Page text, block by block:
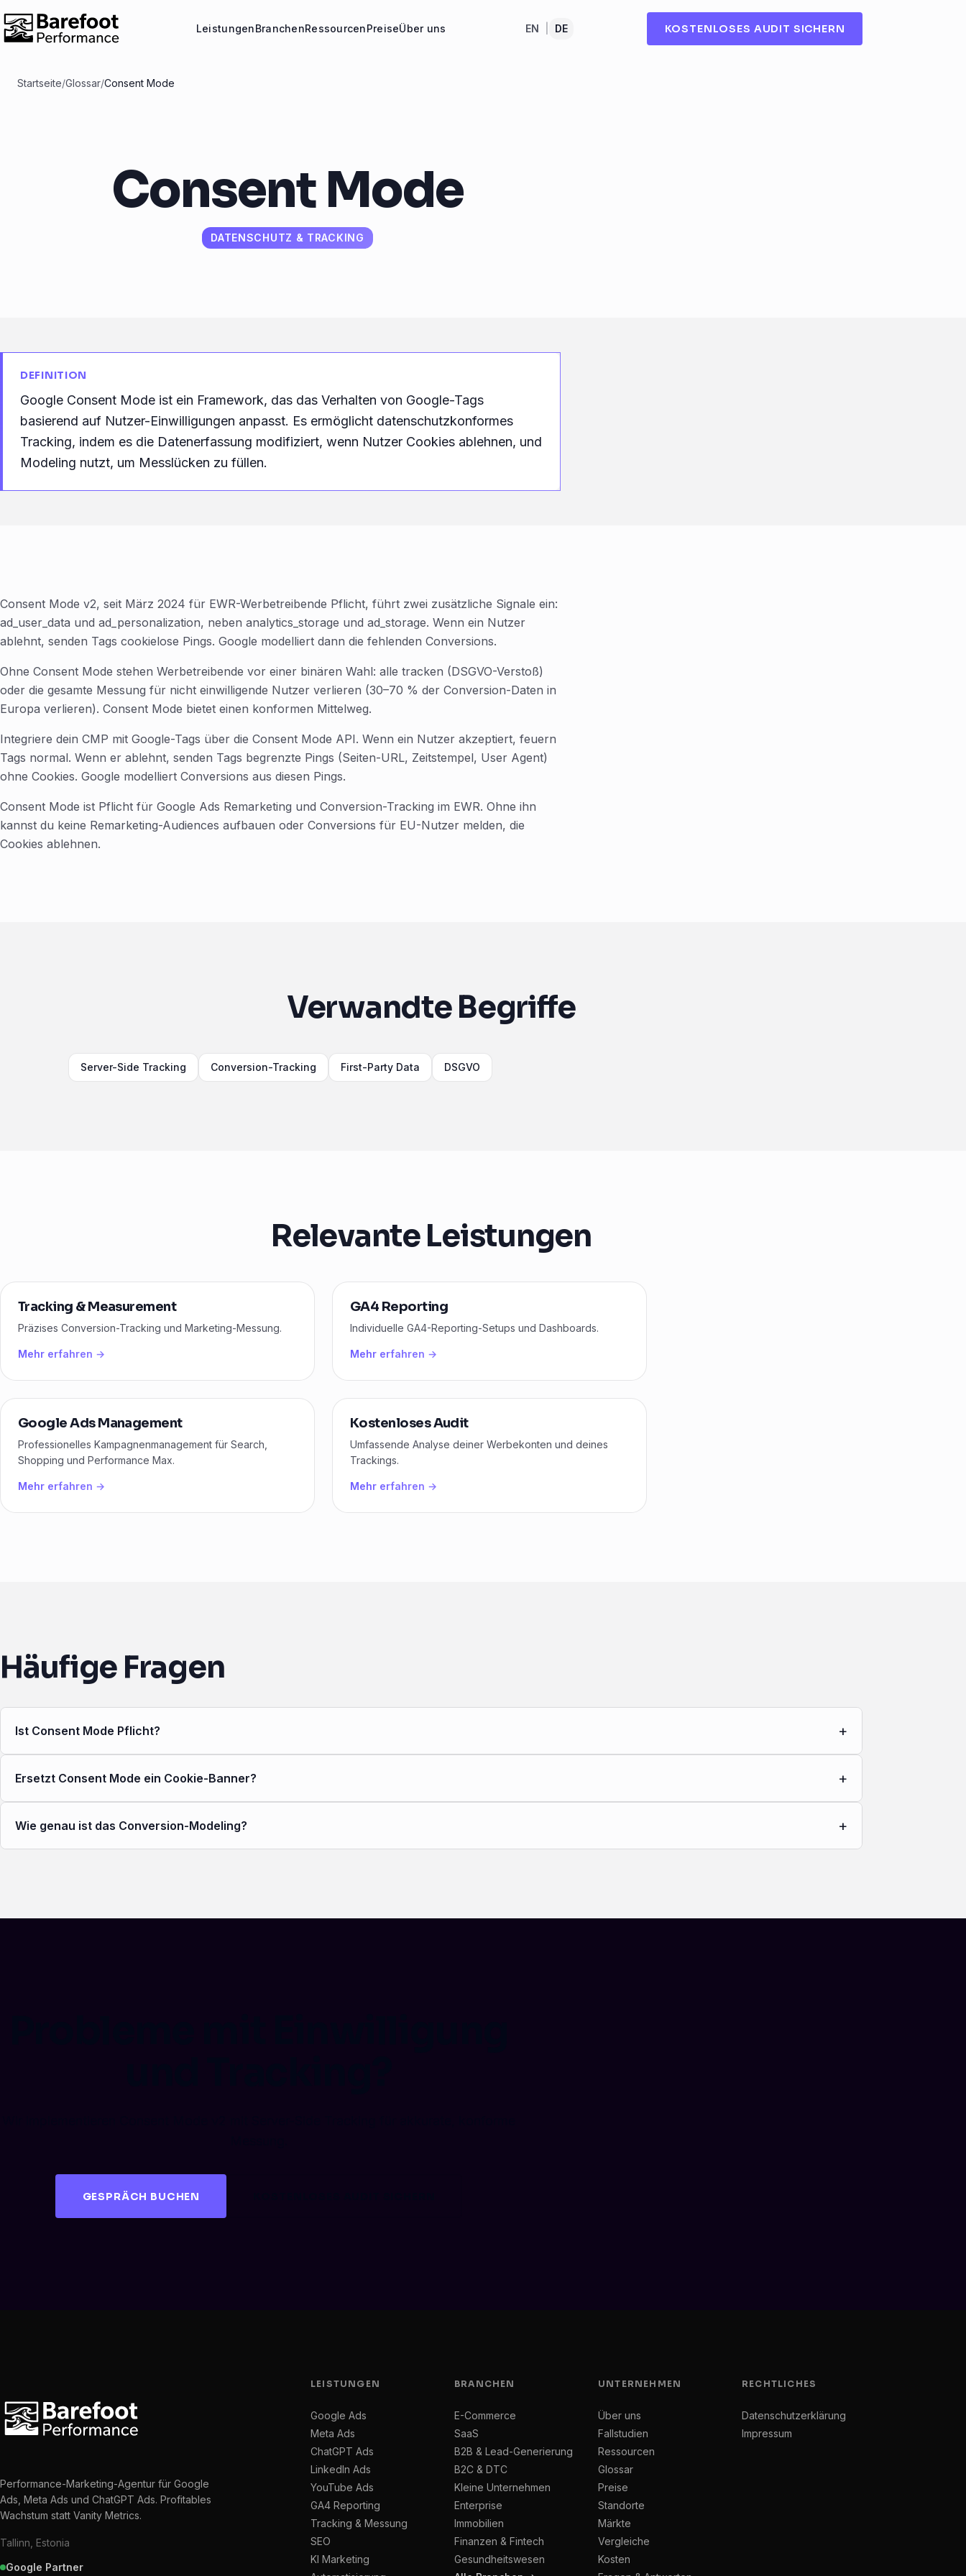
LeistungenBranchenRessourcenPreiseÜber uns EN DE KOSTENLOSES AUDIT SICHERN
Startseite/Glossar/Consent Mode
Consent Mode
DATENSCHUTZ & TRACKING
DEFINITION
Google Consent Mode ist ein Framework, das das Verhalten von Google-Tags
basierend auf Nutzer-Einwilligungen anpasst. Es ermöglicht datenschutzkonformes
Tracking, indem es die Datenerfassung modifiziert, wenn Nutzer Cookies ablehnen, und
Modeling nutzt, um Messlücken zu füllen.
Consent Mode v2, seit März 2024 für EWR-Werbetreibende Pflicht, führt zwei zusätzliche Signale ein:
ad_user_data und ad_personalization, neben analytics_storage und ad_storage. Wenn ein Nutzer
ablehnt, senden Tags cookielose Pings. Google modelliert dann die fehlenden Conversions.
Ohne Consent Mode stehen Werbetreibende vor einer binären Wahl: alle tracken (DSGVO-Verstoß)
oder die gesamte Messung für nicht einwilligende Nutzer verlieren (30–70 % der Conversion-Daten in
Europa verlieren). Consent Mode bietet einen konformen Mittelweg.
Integriere dein CMP mit Google-Tags über die Consent Mode API. Wenn ein Nutzer akzeptiert, feuern
Tags normal. Wenn er ablehnt, senden Tags begrenzte Pings (Seiten-URL, Zeitstempel, User Agent)
ohne Cookies. Google modelliert Conversions aus diesen Pings.
Consent Mode ist Pflicht für Google Ads Remarketing und Conversion-Tracking im EWR. Ohne ihn
kannst du keine Remarketing-Audiences aufbauen oder Conversions für EU-Nutzer melden, die
Cookies ablehnen.
Verwandte Begriffe
Server-Side Tracking Conversion-Tracking First-Party Data DSGVO
Relevante Leistungen
Tracking & Measurement
Präzises Conversion-Tracking und Marketing-Messung.
Mehr erfahren →
GA4 Reporting
Individuelle GA4-Reporting-Setups und Dashboards.
Mehr erfahren →
Google Ads Management
Professionelles Kampagnenmanagement für Search,
Shopping und Performance Max.
Mehr erfahren →
Kostenloses Audit
Umfassende Analyse deiner Werbekonten und deines
Trackings.
Mehr erfahren →
Häufige Fragen
Ist Consent Mode Pflicht? +
Ersetzt Consent Mode ein Cookie-Banner? +
Wie genau ist das Conversion-Modeling? +
GESPRÄCH BUCHEN
Performance-Marketing-Agentur für Google
Ads, Meta Ads und ChatGPT Ads. Profitables
Wachstum statt Vanity Metrics.
Tallinn, Estonia
Google Partner
LEISTUNGEN
Google Ads
Meta Ads
ChatGPT Ads
LinkedIn Ads
YouTube Ads
GA4 Reporting
Tracking & Messung
SEO
KI Marketing
BRANCHEN
E-Commerce
SaaS
B2B & Lead-Generierung
B2C & DTC
Kleine Unternehmen
Enterprise
Immobilien
Finanzen & Fintech
Gesundheitswesen
UNTERNEHMEN
Über uns
Fallstudien
Ressourcen
Glossar
Preise
Standorte
Märkte
Vergleiche
Kosten
RECHTLICHES
Datenschutzerklärung
Impressum